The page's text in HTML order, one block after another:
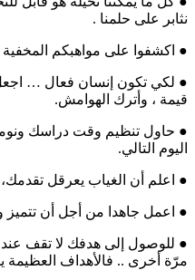
نثابر على حلمنا .
● اكشفوا على مواهبكم المخفية
● لكي تكون إنسان فعال …
قيمة ، وأترك الهوامش.
● حاول تنظيم وقت دراسك
اليوم التالي.
● اعلم أن الغياب يعرقل
● اعمل جاهدا من أجل أن تتميز
● للوصول إلى هدفك لا تقف
مرّة أخرى .. فالأهداف